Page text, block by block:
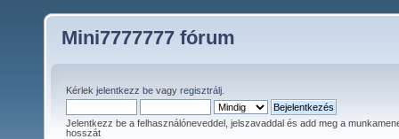
Mini7777777 fórum
Kérlek jelentkezz be vagy regisztrálj
Jelentkezz be a felhasználóneveddel, jelszavaddal és add meg a
hosszát